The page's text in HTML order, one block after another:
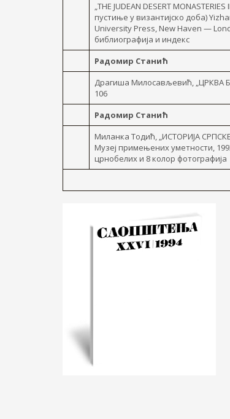
„ТНЕ JUDEAN DESERT
пустиње y византијско доба)
University Press, New Haven —
библиографија и индекс
Радомир Станић
Драгиша Милосављевић, „ЦРКВА
106
Радомир Станић
Миланка Тодић, „ИСТОРИЈА
Музеј примењених уметности,
црнобелих и 8 колор фотографија